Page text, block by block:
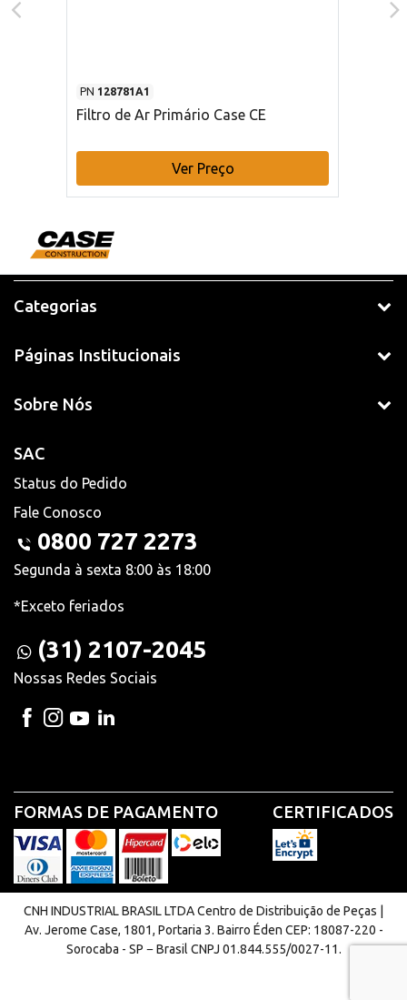
PN 128781A1
Filtro de Ar Primário Case CE
Ver Preço
Categorias
Páginas Institucionais
Sobre Nós
SAC
Status do Pedido
Fale Conosco
0800 727 2273
Segunda à sexta 8:00 às 18:00
*Exceto feriados
(31) 2107-2045
Nossas Redes Sociais
FORMAS DE PAGAMENTO CERTIFICADOS
CNH INDUSTRIAL BRASIL LTDA Centro de Distribuição de Peças |
Av. Jerome Case, 1801, Portaria 3. Bairro Éden CEP: 18087-220 -
Sorocaba - SP − Brasil CNPJ 01.844.555/0027-11.